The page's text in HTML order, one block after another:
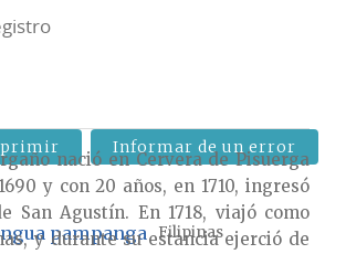
nació en Cervera de Pisuerga
y con 20 años, en 1710, ingresó
San Agustín. En 1718, viajó como
y durante su estancia ejerció de
Informar de un error
pampanga Filipinas